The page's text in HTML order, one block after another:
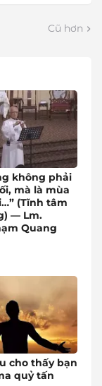
Cũ hơn
không phải
mà là mùa
(Tĩnh tâm
— Lm.
Quang
cho thấy bạn
quỷ tấn